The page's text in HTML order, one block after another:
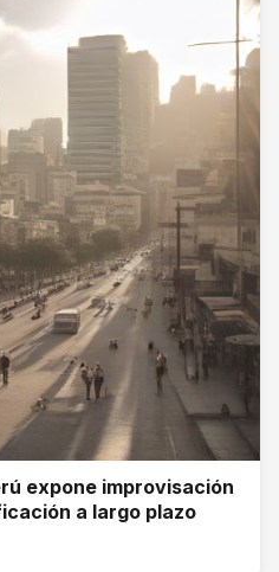
expone improvisación
a largo plazo